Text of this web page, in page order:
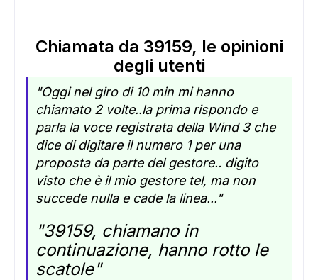
Chiamata da 39159, le opinioni
degli utenti
"Oggi nel giro di 10 min mi hanno
chiamato 2 volte..la prima rispondo e
parla la voce registrata della Wind 3 che
dice di digitare il numero 1 per una
proposta da parte del gestore.. digito
visto che è il mio gestore tel, ma non
succede nulla e cade la linea..."
"39159, chiamano in
continuazione, hanno rotto le
scatole"